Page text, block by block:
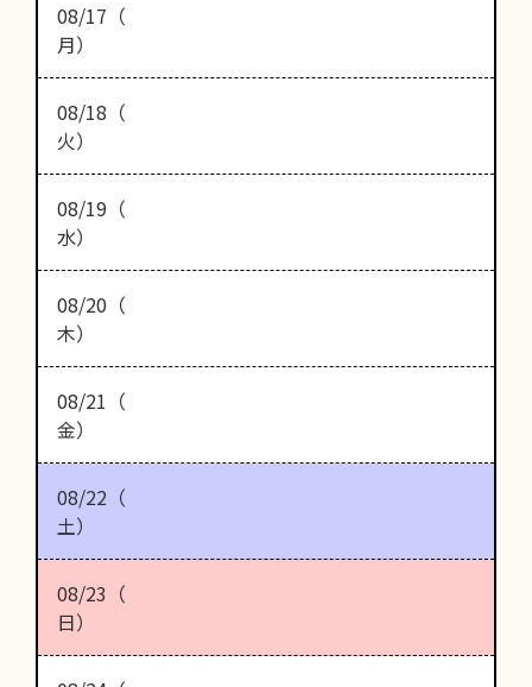
08/17（
月）
08/18（
火）
08/19（
水）
08/20（
木）
08/21（
金）
08/22（
土）
08/23（
日）